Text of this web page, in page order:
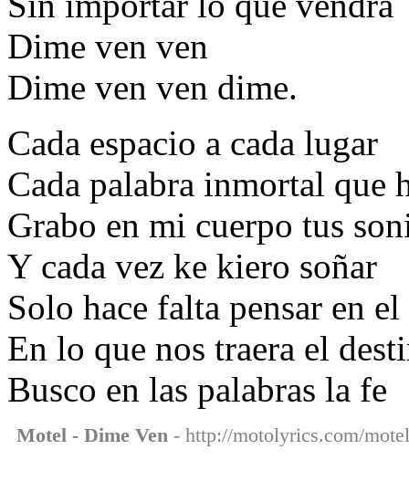
Dime ven ven
Dime ven ven dime.
Cada espacio a cada lugar
Cada palabra inmortal que
Grabo en mi cuerpo tus
Y cada vez ke kiero soñar
Solo hace falta pensar en
En lo que nos traera el
Busco en las palabras la fe
Motel - Dime Ven - http://motolyrics.com/